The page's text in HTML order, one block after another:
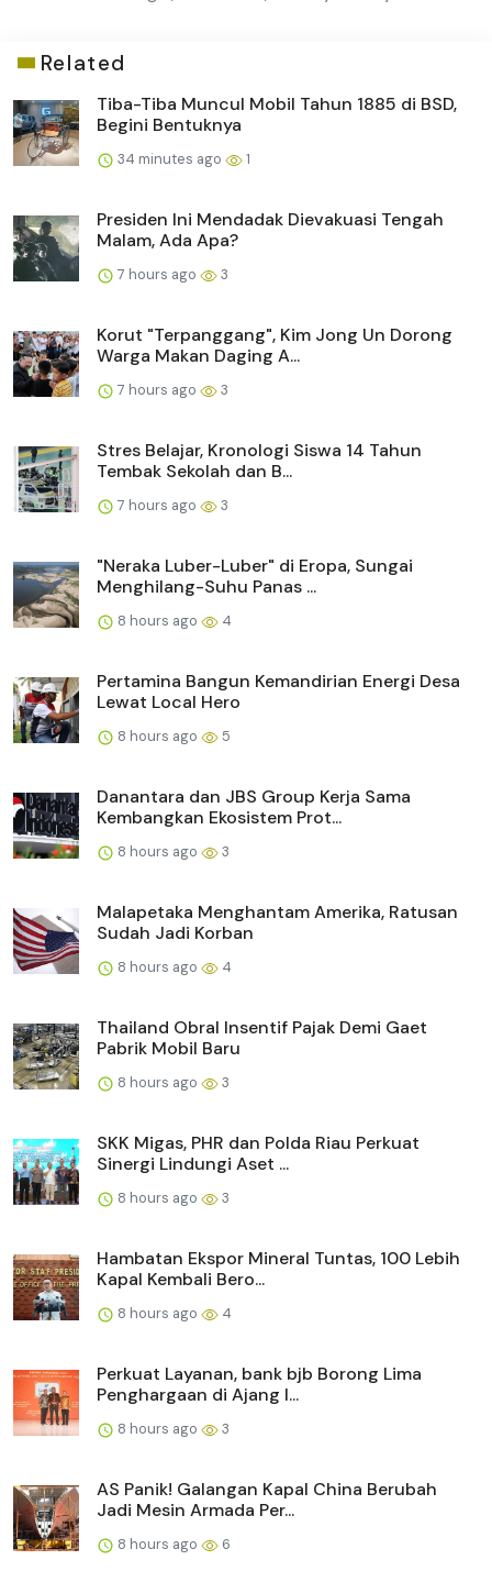
Related
Tiba-Tiba Muncul Mobil Tahun 1885 di BSD,
Begini Bentuknya
34 minutes ago 1
Presiden Ini Mendadak Dievakuasi Tengah
Malam, Ada Apa?
7 hours ago 3
Korut "Terpanggang", Kim Jong Un Dorong
Warga Makan Daging A...
7 hours ago 3
Stres Belajar, Kronologi Siswa 14 Tahun
Tembak Sekolah dan B...
7 hours ago 3
"Neraka Luber-Luber" di Eropa, Sungai
Menghilang-Suhu Panas ...
8 hours ago 4
Pertamina Bangun Kemandirian Energi Desa
Lewat Local Hero
8 hours ago 5
Danantara dan JBS Group Kerja Sama
Kembangkan Ekosistem Prot...
8 hours ago 3
Malapetaka Menghantam Amerika, Ratusan
Sudah Jadi Korban
8 hours ago 4
Thailand Obral Insentif Pajak Demi Gaet
Pabrik Mobil Baru
8 hours ago 3
SKK Migas, PHR dan Polda Riau Perkuat
Sinergi Lindungi Aset ...
8 hours ago 3
Hambatan Ekspor Mineral Tuntas, 100 Lebih
Kapal Kembali Bero...
8 hours ago 4
Perkuat Layanan, bank bjb Borong Lima
Penghargaan di Ajang I...
8 hours ago 3
AS Panik! Galangan Kapal China Berubah
Jadi Mesin Armada Per...
8 hours ago 6